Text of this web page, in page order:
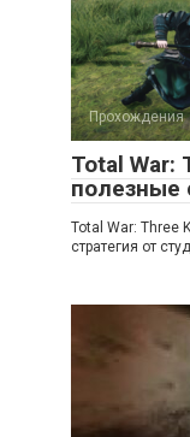
Прохождения
Total
полезные
Total War: Three
стратегия от